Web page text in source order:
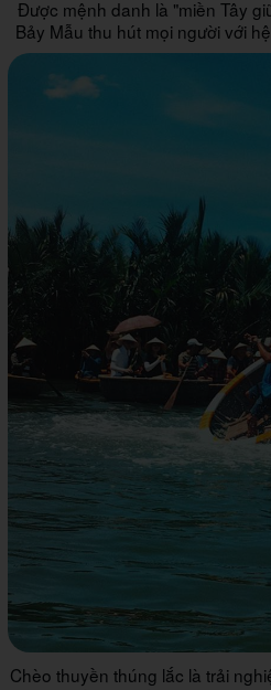
Được mệnh danh là "miền Tây
Bảy Mẫu thu hút mọi người với
Chèo thuyền thúng lắc là trải